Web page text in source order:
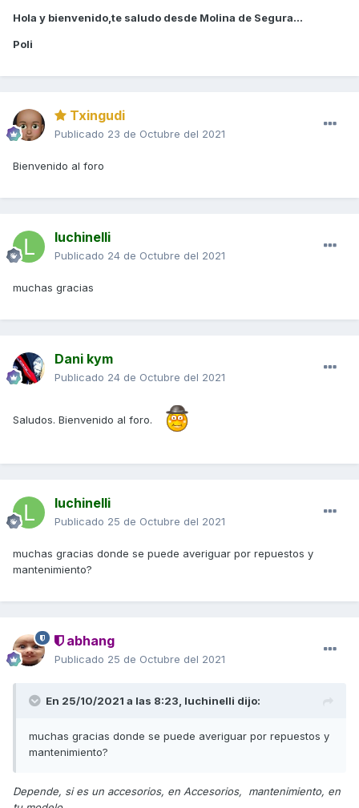
Hola y bienvenido,te saludo desde Molina de Segura...
Poli
Txingudi
Publicado 23 de Octubre del 2021
Bienvenido al foro
luchinelli
Publicado 24 de Octubre del 2021
muchas gracias
Dani kym
Publicado 24 de Octubre del 2021
Saludos. Bienvenido al foro.
luchinelli
Publicado 25 de Octubre del 2021
muchas gracias donde se puede averiguar por repuestos y
mantenimiento?
abhang
Publicado 25 de Octubre del 2021
En 25/10/2021 a las 8:23, luchinelli dijo:
muchas gracias donde se puede averiguar por repuestos y
mantenimiento?
Depende, si es un accesorios, en Accesorios, mantenimiento, en